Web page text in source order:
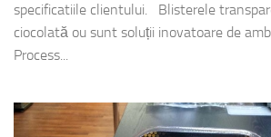
specificatiile clientului. Blisterele
ciocolată ou sunt soluții inovatoare de
Process...